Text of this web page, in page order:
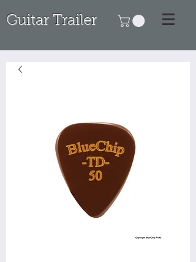
Guitar Trailer